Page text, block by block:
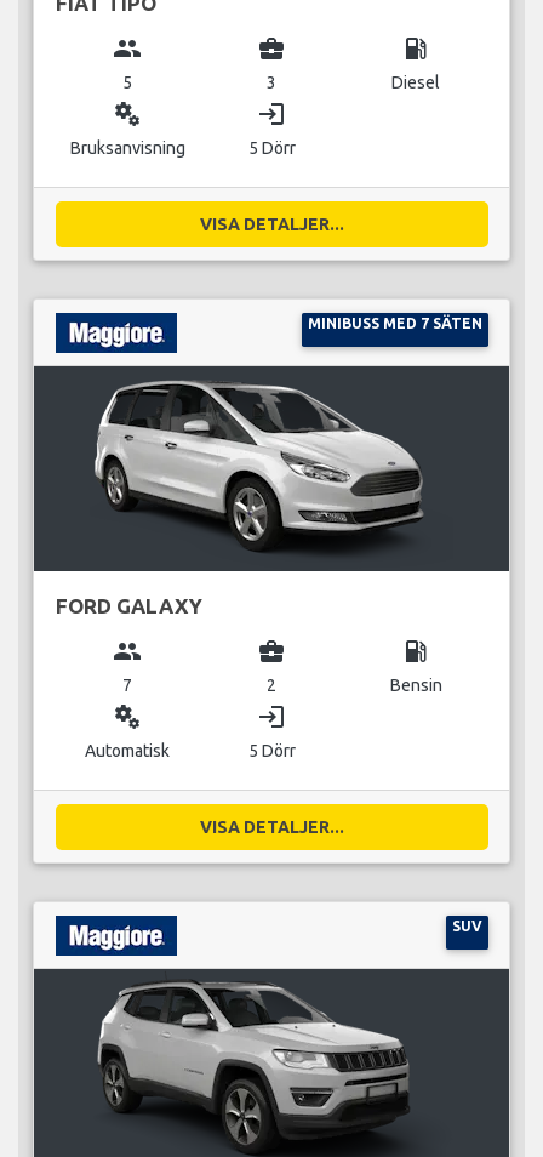
group
5
business_center
3
local_gas_station
Diesel
miscellaneous_services
Bruksanvisning
login
5 Dörr
VISA DETALJER...
MINIBUSS MED 7 SÄTEN
FORD GALAXY
group
7
business_center
2
local_gas_station
Bensin
miscellaneous_services
Automatisk
login
5 Dörr
VISA DETALJER...
SUV